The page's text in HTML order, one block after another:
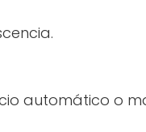
automático o